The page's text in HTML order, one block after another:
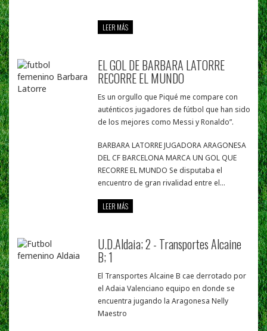
LEER MÁS
EL GOL DE BARBARA LATORRE
RECORRE EL MUNDO
Es un orgullo que Piqué me compare con
auténticos jugadores de fútbol que han sido
de los mejores como Messi y Ronaldo”.
BARBARA LATORRE JUGADORA ARAGONESA
DEL CF BARCELONA MARCA UN GOL QUE
RECORRE EL MUNDO Se disputaba el
encuentro de gran rivalidad entre el...
LEER MÁS
U.D.Aldaia; 2 - Transportes Alcaine
B; 1
El Transportes Alcaine B cae derrotado por
el Adaia Valenciano equipo en donde se
encuentra jugando la Aragonesa Nelly
Maestro